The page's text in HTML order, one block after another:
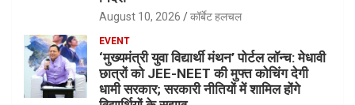
August 10, 2026 कॉर्बेट हलचल
EVENT
‘मुख्यमंत्री युवा विद्यार्थी मंथन’ पोर्टल लॉन्च: मेधावी
छात्रों को JEE-NEET की मुफ्त कोचिंग देगी
धामी सरकार; सरकारी नीतियों में शामिल होंगे